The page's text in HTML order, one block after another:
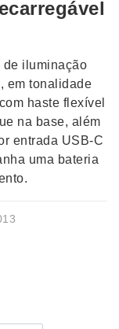
de iluminação
em tonalidade
haste flexível
na base, além
entrada USB-C
uma bateria